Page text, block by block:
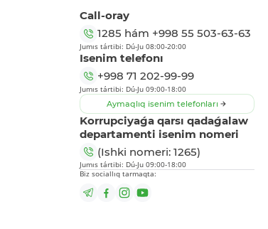
Call-oray
1285 hám +998 55 503-63-63
Jumıs tártibi: Dú-Ju 08:00-20:00
Isenim telefonı
+998 71 202-99-99
Jumıs tártibi: Dú-Ju 09:00-18:00
Aymaqlıq isenim telefonları
Korrupciyaǵa qarsı qadaǵalaw
departamenti isenim nomeri
(Ishki nomeri: 1265)
Jumıs tártibi: Dú-Ju 09:00-18:00
Biz sociallıq tarmaqta: